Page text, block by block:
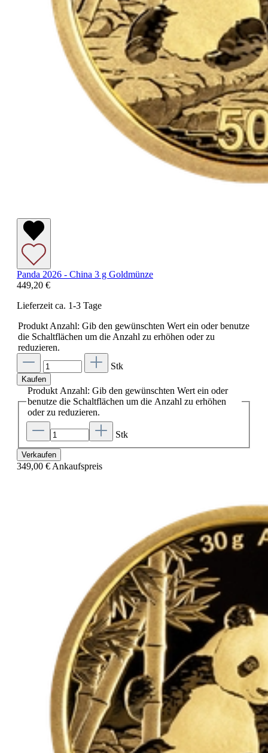
Panda 2026 - China 3 g Goldmünze
449,20 €
Lieferzeit ca. 1-3 Tage
Produkt Anzahl: Gib den gewünschten Wert ein oder benutze
die Schaltflächen um die Anzahl zu erhöhen oder zu
reduzieren.
Stk
Kaufen
Produkt Anzahl: Gib den gewünschten Wert ein oder
benutze die Schaltflächen um die Anzahl zu erhöhen
oder zu reduzieren.
Stk
Verkaufen
349,00 € Ankaufspreis